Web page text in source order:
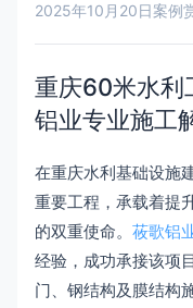
2025年10月20日案例
重庆60米水利
铝业专业施工
在重庆水利基础设施
重要工程，承载着提
的双重使命。 莜歌铝
经验，成功承接该项
门、钢结构及膜结构